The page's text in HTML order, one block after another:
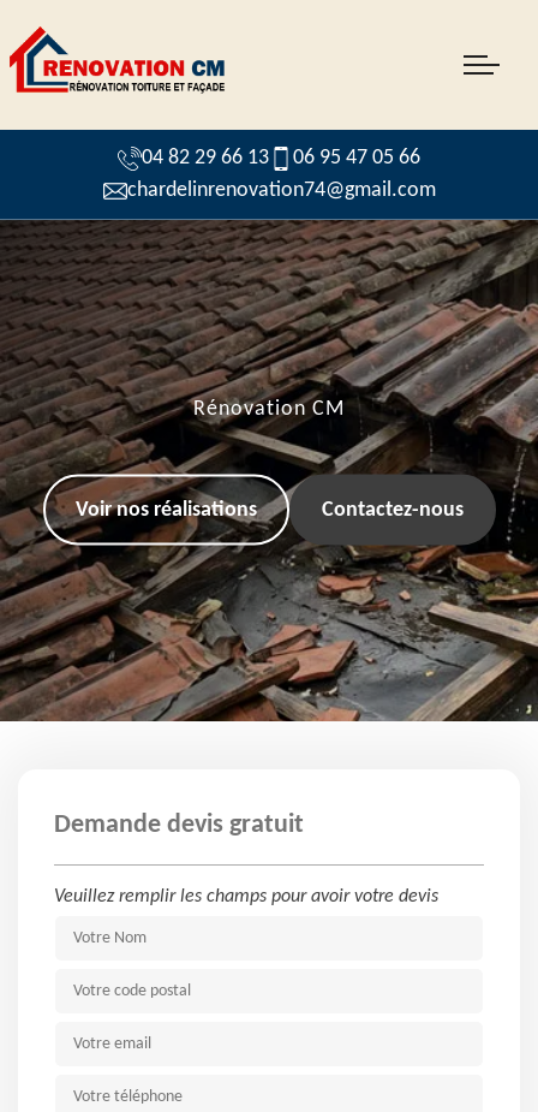
04 82 29 66 13
06 95 47 05 66
chardelinrenovation74@gmail.com
Rénovation CM
Voir nos réalisations Contactez-nous
Demande devis gratuit
Veuillez remplir les champs pour avoir votre devis